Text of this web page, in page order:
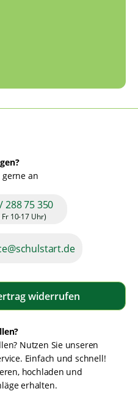
gerne an
288 75 350
10-17 Uhr)
widerrufen
Nutzen Sie unseren
Einfach und schnell!
hochladen und
erhalten.